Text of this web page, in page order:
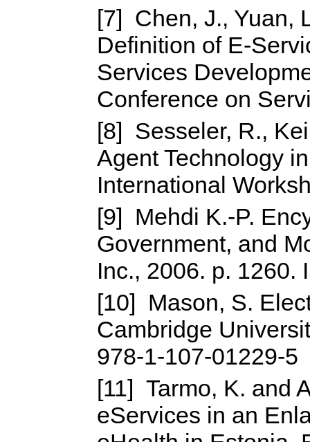
[7] Chen, J., Yuan,
Definition of E-
Services
Conference on
[8] Sesseler, R.,
Agent Technology
International
[9] Mehdi K.-P.
Government, and
Inc., 2006. p. 1260.
[10] Mason, S.
Cambridge
978-1-107-01229-5
[11] Tarmo, K. and
eServices in an